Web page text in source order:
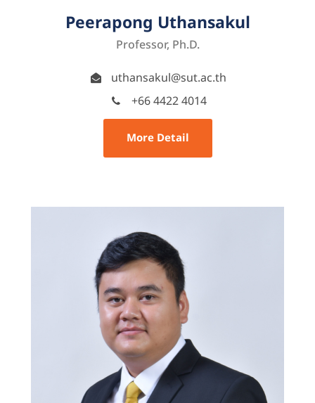
Peerapong Uthansakul
Professor, Ph.D.
uthansakul@sut.ac.th
+66 4422 4014
More Detail